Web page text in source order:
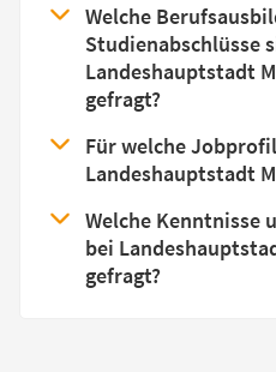
Welche
Studienabschlüsse
Landeshauptstadt
gefragt?
Für welche
Landeshauptstadt
Welche Kenntnisse
bei
gefragt?